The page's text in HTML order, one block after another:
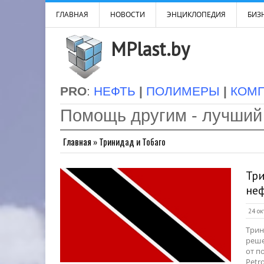
ГЛАВНАЯ НОВОСТИ ЭНЦИКЛОПЕДИЯ
MPlast.by
PRO: НЕФТЬ | ПОЛИМЕРЫ |
Помощь другим -
Главная »Тринидад и Тобаго
24
от